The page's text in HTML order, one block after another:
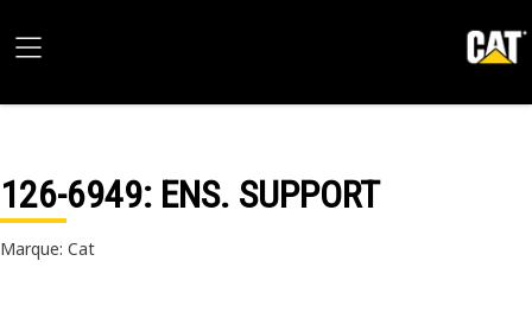
126-6949: ENS. SUPPORT
Marque: Cat